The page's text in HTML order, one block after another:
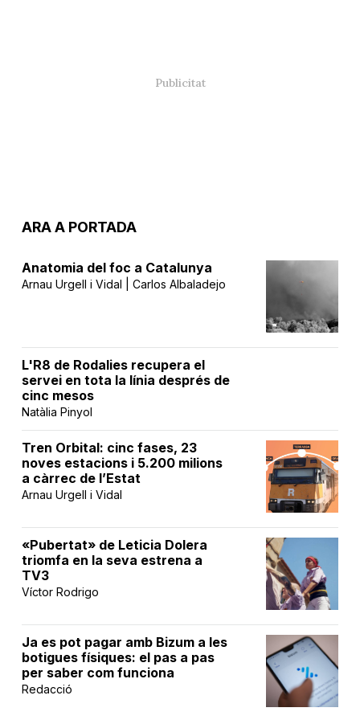
ARA A PORTADA
Anatomia del foc a Catalunya
Arnau Urgell i Vidal | Carlos Albaladejo
L'R8 de Rodalies recupera el
servei en tota la línia després de
cinc mesos
Natàlia Pinyol
Tren Orbital: cinc fases, 23
noves estacions i 5.200 milions
a càrrec de l’Estat
Arnau Urgell i Vidal
«Pubertat» de Leticia Dolera
triomfa en la seva estrena a
TV3
Víctor Rodrigo
Ja es pot pagar amb Bizum a les
botigues físiques: el pas a pas
per saber com funciona
Redacció